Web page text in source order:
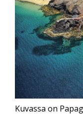
Kuvassa on